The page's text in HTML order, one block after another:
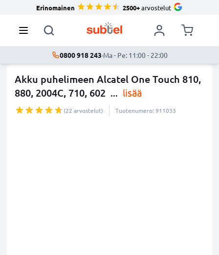
Erinomainen 2500+arvostelut
0800 918 243·Ma - Pe: 11:00 - 22:00
Akku puhelimeen Alcatel One Touch 810,
880, 2004C, 710, 602 ... lisää
(22 arvostelut) Tuotenumero: 911033